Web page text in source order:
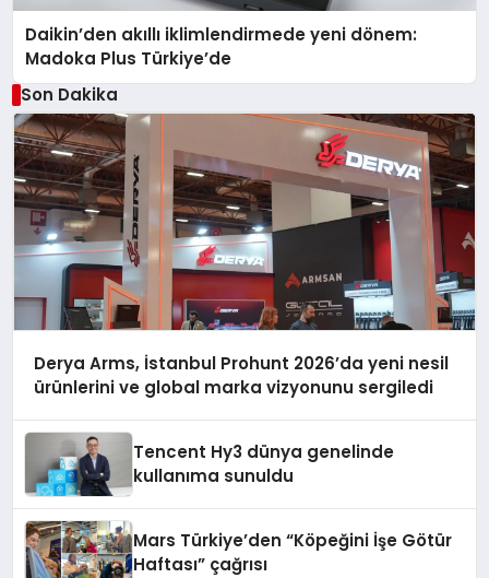
Daikin’den akıllı iklimlendirmede yeni dönem:
Madoka Plus Türkiye’de
Son Dakika
Derya Arms, İstanbul Prohunt 2026’da yeni nesil
ürünlerini ve global marka vizyonunu sergiledi
Tencent Hy3 dünya genelinde
kullanıma sunuldu
Mars Türkiye’den “Köpeğini İşe Götür
Haftası” çağrısı